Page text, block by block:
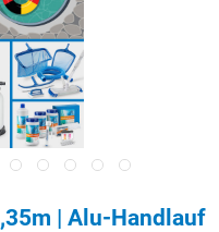
| Alu-Handlauf